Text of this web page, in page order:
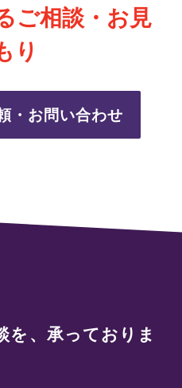
ご相談・お見
り
・お問い合わせ
を、承っておりま